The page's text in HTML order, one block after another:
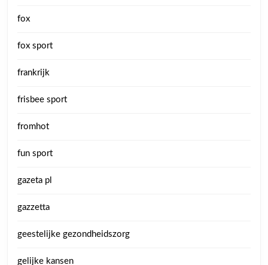
fox
fox sport
frankrijk
frisbee sport
fromhot
fun sport
gazeta pl
gazzetta
geestelijke gezondheidszorg
gelijke kansen